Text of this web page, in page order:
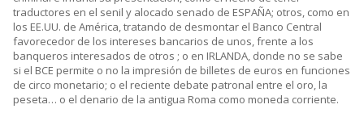
traductores en el senil y alocado senado de ESPAÑA; otros, como en
los EE.UU. de América, tratando de desmontar el Banco Central
favorecedor de los intereses bancarios de unos, frente a los
banqueros interesados de otros ; o en IRLANDA, donde no se sabe
si el BCE permite o no la impresión de billetes de euros en funciones
de circo monetario; o el reciente debate patronal entre el oro, la
peseta… o el denario de la antigua Roma como moneda corriente.